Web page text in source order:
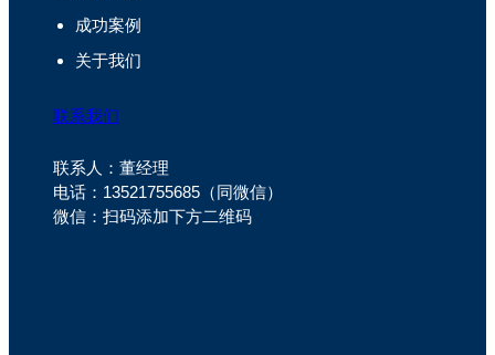
成功案例
关于我们
联系我们
联系人：董经理
电话：13521755685（同微信）
微信：扫码添加下方二维码